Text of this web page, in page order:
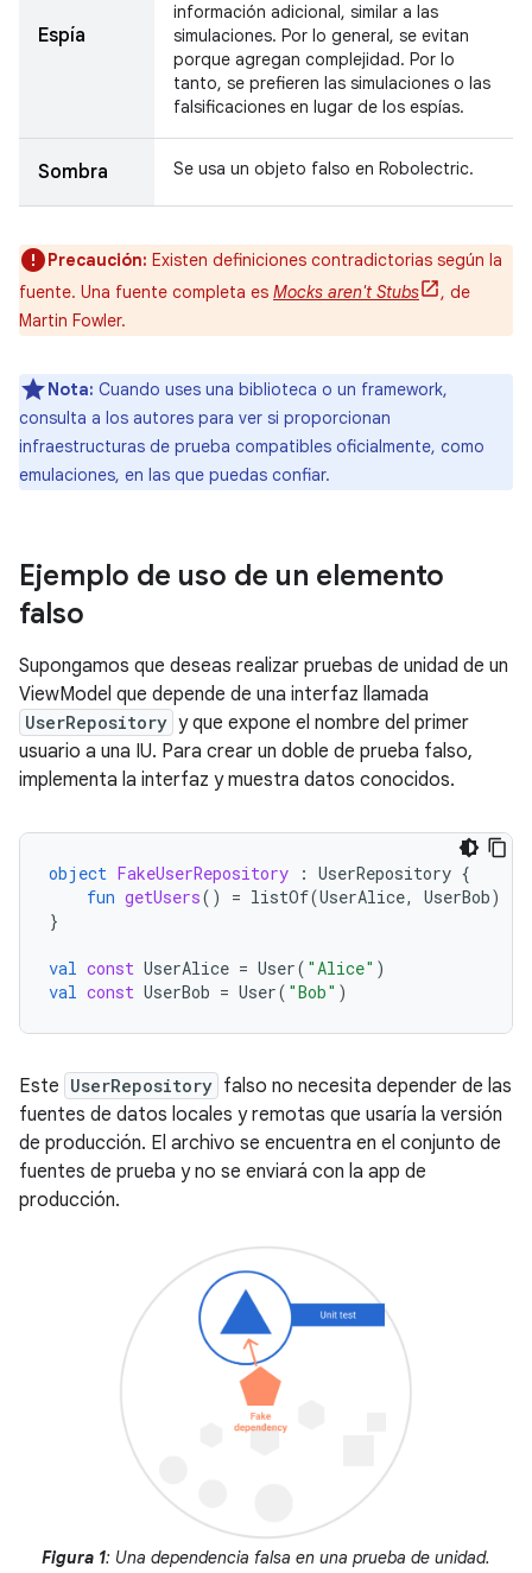
Espía
información adicional, similar a las
simulaciones. Por lo general, se evitan
porque agregan complejidad. Por lo
tanto, se prefieren las simulaciones o las
falsificaciones en lugar de los espías.
Sombra Se usa un objeto falso en Robolectric.
Precaución: Existen definiciones contradictorias según la
fuente. Una fuente completa es Mocks aren't Stubs
, de
Martin Fowler.
Nota: Cuando uses una biblioteca o un framework,
consulta a los autores para ver si proporcionan
infraestructuras de prueba compatibles oficialmente, como
emulaciones, en las que puedas confiar.
Ejemplo de uso de un elemento
falso
Supongamos que deseas realizar pruebas de unidad de un
ViewModel que depende de una interfaz llamada
UserRepository y que expone el nombre del primer
usuario a una IU. Para crear un doble de prueba falso,
implementa la interfaz y muestra datos conocidos.
object FakeUserRepository : UserRepository {
fun getUsers() = listOf(UserAlice, UserBob)
}
val const UserAlice = User( "Alice" )
val const UserBob = User( "Bob" )
Este UserRepository falso no necesita depender de las
fuentes de datos locales y remotas que usaría la versión
de producción. El archivo se encuentra en el conjunto de
fuentes de prueba y no se enviará con la app de
producción.
Figura 1: Una dependencia falsa en una prueba de unidad.